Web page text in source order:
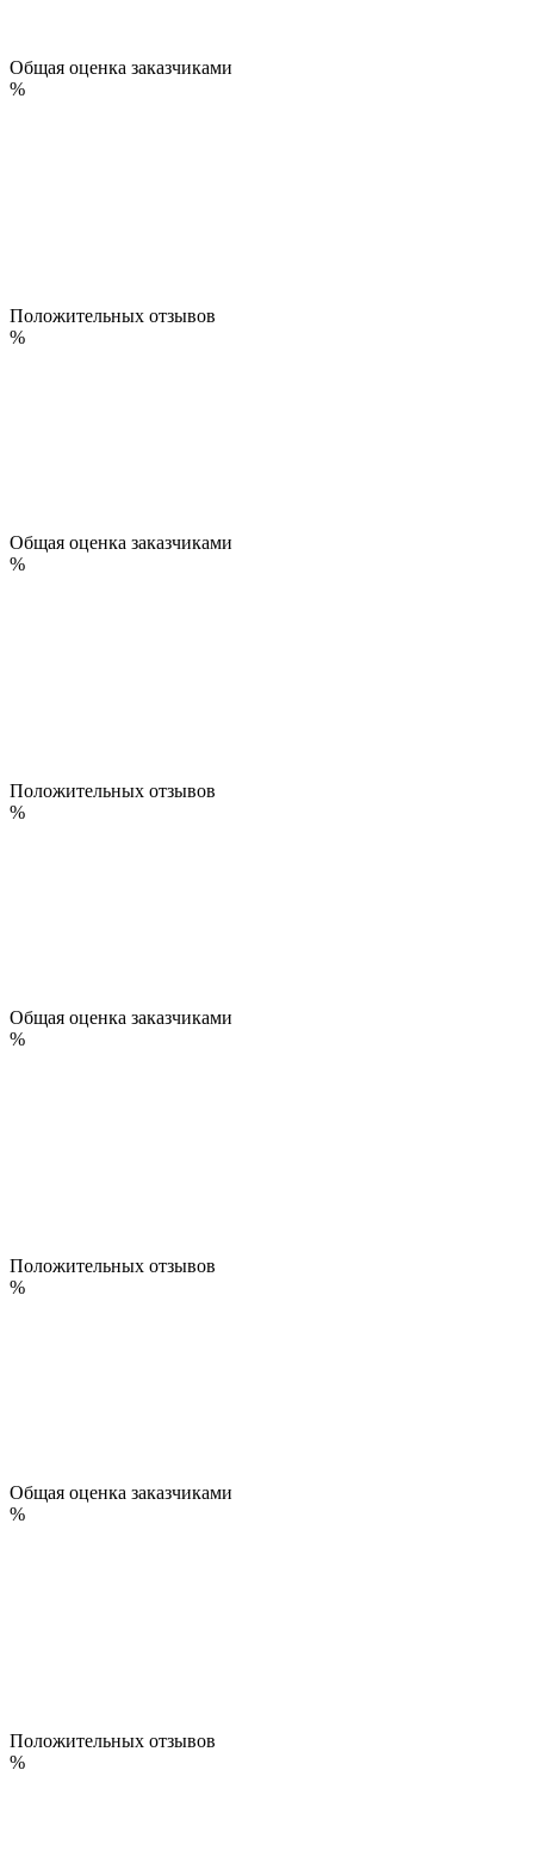
Общая оценка заказчиками
%
Положительных отзывов
%
Общая оценка заказчиками
%
Положительных отзывов
%
Общая оценка заказчиками
%
Положительных отзывов
%
Общая оценка заказчиками
%
Положительных отзывов
%